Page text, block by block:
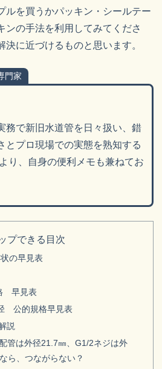
ルを買うかパッキン・シールテー
ンの手法を利用してみてくださ
決に近づけるものと思います。
門家
務で新旧水道管を日々扱い、錯
とプロ現場での実態を熟知する
り、自身の便利メモも兼ねてお
プできる目次
の早見表
早見表
公的規格早見表
説
管は外径21.7㎜、G1/2ネジは外
ら、つながらない？